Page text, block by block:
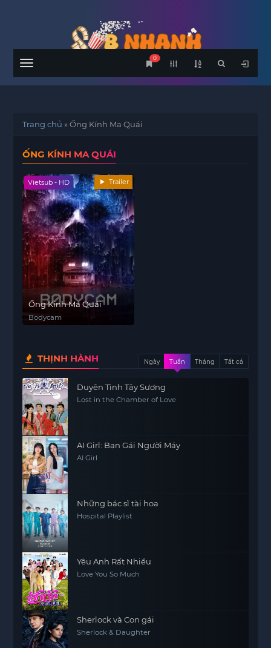
Menu
0
Trang chủ »Ống Kính Ma Quái
ỐNG KÍNH MA QUÁI
Vietsub - HD Trailer
Ống Kính Ma Quái
Bodycam
THỊNH HÀNH Ngày Tuần Tháng Tất cả
Duyên Tình Tây Sương
Lost in the Chamber of Love
AI Girl: Bạn Gái Người Máy
AI Girl
Những bác sĩ tài hoa
Hospital Playlist
Yêu Anh Rất Nhiều
Love You So Much
Sherlock và Con gái
Sherlock & Daughter